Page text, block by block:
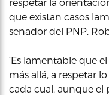
que existan casos
senador del PNP,
‘Es lamentable que
más allá, a respetar
cada cual, aunque el